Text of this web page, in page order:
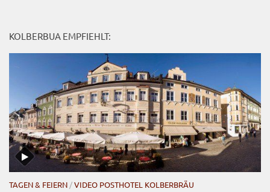
KOLBERBUA EMPFIEHLT:
TAGEN & FEIERN /VIDEO POSTHOTEL KOLBERBRÄU